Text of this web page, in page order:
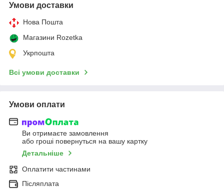
Умови доставки
Нова Пошта
Магазини Rozetka
Укрпошта
Всі умови доставки
Умови оплати
Ви отримаєте замовлення
або гроші повернуться на вашу картку
Детальніше
Оплатити частинами
Післяплата